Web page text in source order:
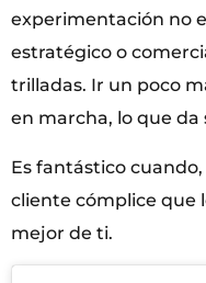
experimentación no
estratégico o
trilladas. Ir un poco
en marcha, lo que
Es fantástico
cliente cómplice que
mejor de ti.